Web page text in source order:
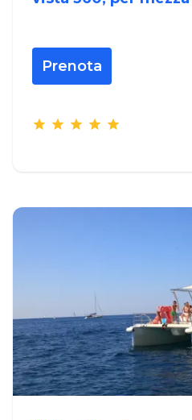
Prenota